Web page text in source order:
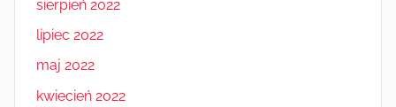
sierpień 2022
lipiec 2022
maj 2022
kwiecień 2022